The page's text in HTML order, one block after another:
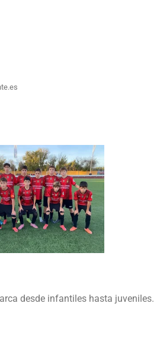
desde infantiles hasta juveniles.